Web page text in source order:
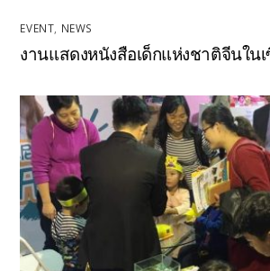
EVENT NEWS
งานแสดงหนังสือเด็กแห่งชาติจีนใน